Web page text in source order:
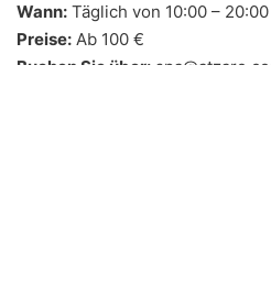
Wann: Täglich von 10:00 – 20:00
Preise: Ab 100 €
Buchen Sie über: